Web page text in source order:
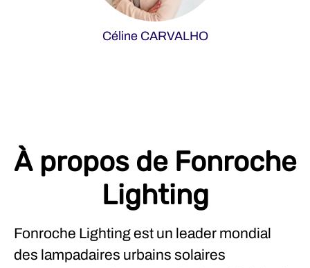
Céline CARVALHO
À propos de Fonroche
Lighting
Fonroche Lighting est un leader mondial
des lampadaires urbains solaires